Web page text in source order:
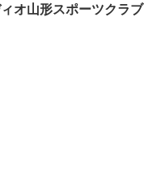
オ山形スポーツクラブ